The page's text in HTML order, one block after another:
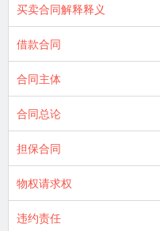
买卖合同解释释义
借款合同
合同主体
合同总论
担保合同
物权请求权
违约责任